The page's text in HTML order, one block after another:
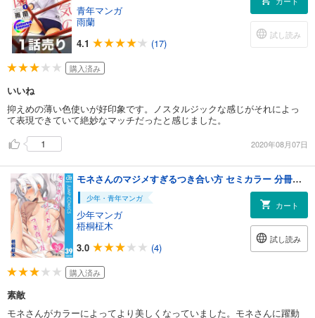
青年マンガ
雨蘭
4.1
(17)
試し読み
購入済み
いいね
抑えめの薄い色使いが好印象です。ノスタルジックな感じがそれによっ
て表現できていて絶妙なマッチだったと感じました。
1
2020年08月07日
モネさんのマジメすぎるつき合い方 セミカラー 分冊版 39
少年・青年マンガ
少年マンガ
梧桐柾木
3.0
(4)
カート
試し読み
購入済み
素敵
モネさんがカラーによってより美しくなっていました。モネさんに躍動